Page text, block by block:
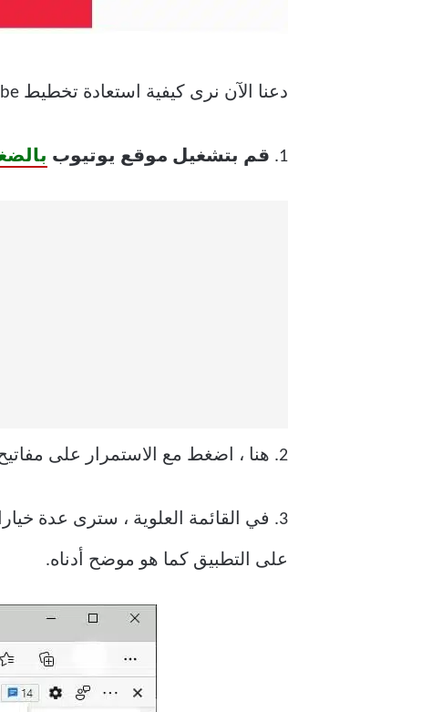
دعنا الآن نرى كيفية استعادة تخطيط YouTube القديم باستخدام أدوات مطوري Chrome:
1. قم بتشغيل موقع يوتيوب
2. هنا ، اضغط مع الاستمرار على مفاتيح
3. في القائمة العلوية ، سترى عدة
على التطبيق كما هو موضح أدناه.